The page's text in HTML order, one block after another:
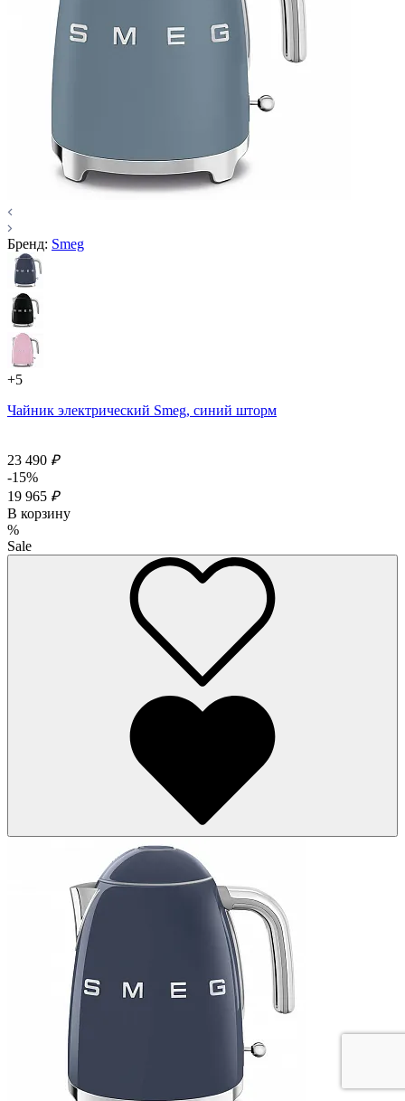
Бренд: Smeg
+5
Чайник электрический Smeg, синий шторм
23 490 ₽
-15%
19 965 ₽
В корзину
%
Sale